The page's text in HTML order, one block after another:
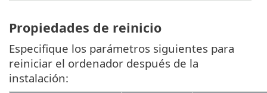
Propiedades de reinicio
Especifique los parámetros siguientes para
reiniciar el ordenador después de la
instalación: